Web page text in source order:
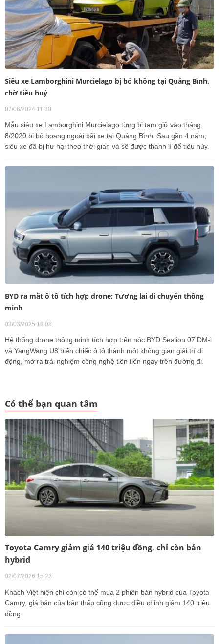
Siêu xe Lamborghini Murcielago bị bỏ không tại Quảng Bình,
chờ tiêu huỷ
07/06/2024 11:30
Mẫu siêu xe Lamborghini Murcielago từng bị tạm giữ vào tháng
8/2020 bị bỏ hoang ngoài bãi xe tại Quảng Bình. Sau gần 4 năm,
siêu xe đã bị hư hại theo thời gian và sẽ được thanh lí để tiêu hủy.
BYD ra mắt ô tô tích hợp drone: Tương lai di chuyển thông
minh
03/03/2025 18:08
Hệ thống drone thông minh tích hợp trên nóc BYD Sealion 07 DM-i
và YangWang U8 biến chiếc ô tô thành một không gian giải trí di
động, mở ra trải nghiệm công nghệ tiên tiến ngay trên đường đi.
Có thể bạn quan tâm
Toyota Camry giảm giá 140 triệu đồng, chỉ còn bản
hybrid
02/07/2026 15:23
Khách Việt hiện chỉ còn có thể mua 2 phiên bản hybrid của Toyota
Camry, giá bán của bản thấp cũng được điều chỉnh giảm 140 triệu
đồng.